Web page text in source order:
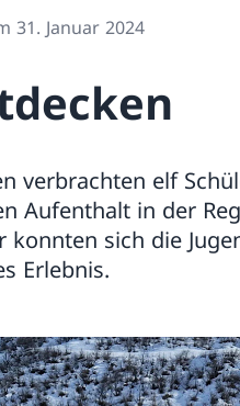
31. Januar 2024
verbrachten elf
Aufenthalt in der
konnten sich die
Erlebnis.